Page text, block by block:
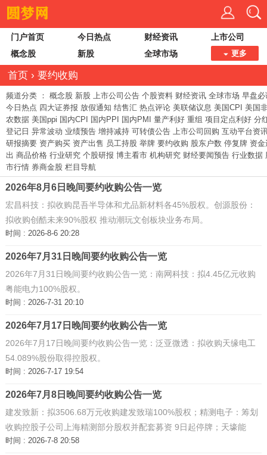
门户首页 今日热点 财经资讯
上市公司
概念股
新股 全球市场 更多
首页 › 要约收购
频道分类 ： 概念股 新股 上市公司公告 个股资料 财经资讯 全球市场 早盘必
今日热点 四大证券报 放假通知 结售汇 热点评论 美联储议息 美国CPI 美国
农数据 美国ppi 国内CPI 国内PPI 国内PMI 量产利好 重组 项目定点利好 分
登记日 异常波动 业绩预告 增持减持 可转债公告 上市公司回购 互动平台资
研报摘要 资产购买 资产出售 员工持股 举牌 要约收购 股东户数 停复牌 资金
出 商品价格 行业研究 个股研报 博主看市 机构研究 财经要闻预告 行业数据
市行情 券商金股 栏目导航
2026年8月6日晚间要约收购公告一览
宏昌科技：拟收购昆吾半导体和尤品新材料各45%股权。创源股份：
拟收购创酷未来90%股权 推动潮玩文创板块业务布局。
时间 : 2026-8-6 20:28
2026年7月31日晚间要约收购公告一览
2026年7月31日晚间要约收购公告一览：南网科技：拟4.45亿元收购
粤能电力100%股权。
时间 : 2026-7-31 20:10
2026年7月17日晚间要约收购公告一览
2026年7月17日晚间要约收购公告一览：泛亚微透：拟收购天缘电工
54.089%股份取得控股权。
时间 : 2026-7-17 19:54
2026年7月8日晚间要约收购公告一览
建发致新：拟3506.68万元收购建发致瑞100%股权；精测电子：筹划
收购控股子公司上海精测部分股权并配套募资 9日起停牌；天壕能
源：拟购买天壕新能100%股权 股票9日复牌。 ...
时间 : 2026-7-8 20:58